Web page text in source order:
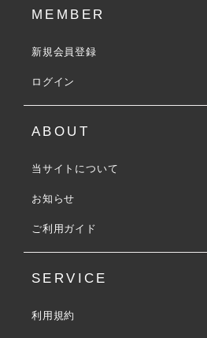
MEMBER
新規会員登録
ログイン
ABOUT
当サイトについて
お知らせ
ご利用ガイド
SERVICE
利用規約